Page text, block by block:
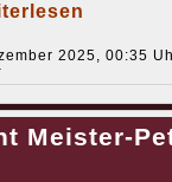
2025, 00:35
Meister-